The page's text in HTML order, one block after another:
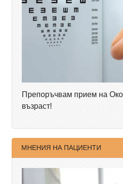
Препоръчвам прием на
възраст!
МНЕНИЯ НА ПАЦИЕНТИ